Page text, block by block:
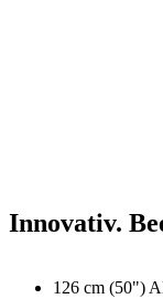
Innovativ.
126 cm (50")